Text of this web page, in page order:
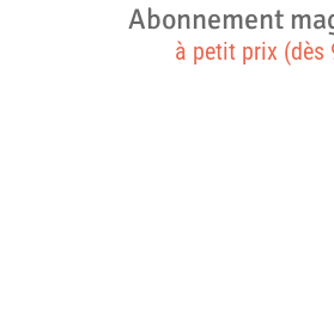
Abonnement
à petit prix (dès